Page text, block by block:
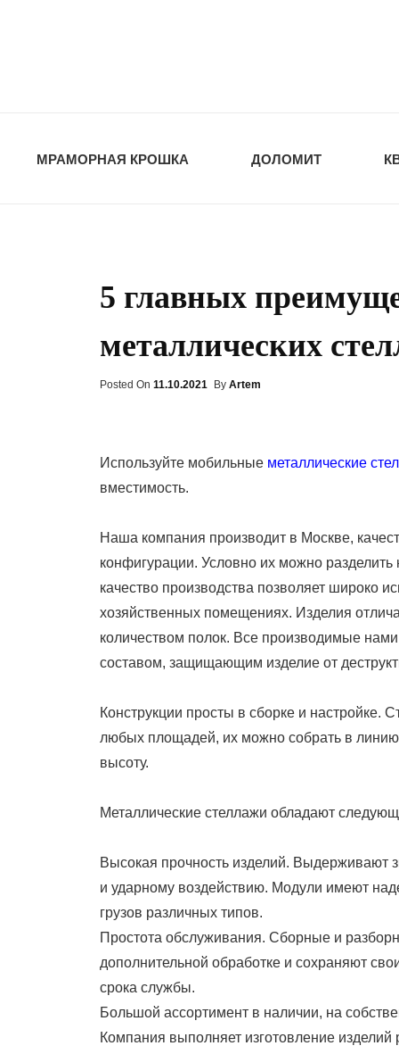
МРАМОРНАЯ КРОШКА ДОЛОМИТ
5 главных
металлических
Posted On Posted
11.10.2021 By Artem
Используйте мобильные металлические
вместимость.
Наша компания производит в Москве,
конфигурации. Условно их можно
качество производства позволяет широко
хозяйственных помещениях. Изделия
количеством полок. Все производимые
составом, защищающим изделие от
Конструкции просты в сборке и настройке.
любых площадей, их можно собрать в
высоту.
Металлические стеллажи обладают
Высокая прочность изделий. Выдерживают
и ударному воздействию. Модули имеют
грузов различных типов.
Простота обслуживания. Сборные и
дополнительной обработке и сохраняют
срока службы.
Большой ассортимент в наличии, на
Компания выполняет изготовление